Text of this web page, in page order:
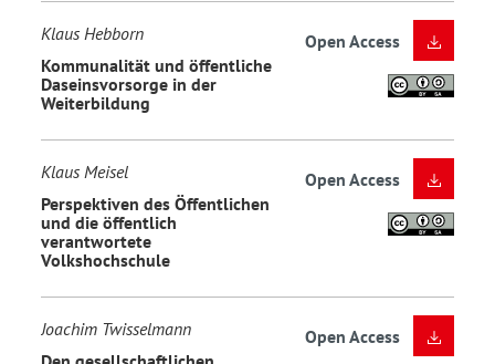
Klaus Hebborn
Kommunalität und öffentliche
Daseinsvorsorge in der
Weiterbildung
Open Access
Klaus Meisel
Perspektiven des Öffentlichen
und die öffentlich
verantwortete
Volkshochschule
Open Access
Joachim Twisselmann
Open Access